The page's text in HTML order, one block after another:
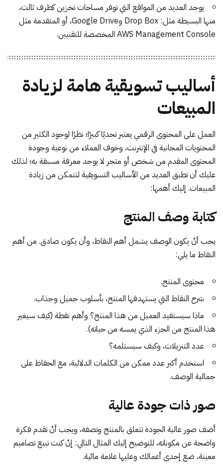
يوجد العديد من المواقع التي توفر مساحات تخزين كطرف ثالث،
منها البسيطة مثل: Drop Box وGoogle Drive، أو المتقدمة مثل
AWS Management Console المخصصة للتقنيين.
أساليب تسويقية هامة لزيادة
المبيعات
العمل على المحتوى الرقمي يعتبر تحديًا كبيرًا؛ نظرًا لوجود الكثير من
المحتويات المجانية في الإنترنت، وخوف العملاء من نوعية وجودة
المحتوى المقدم من شخص أو متجر لا يوجد معرفة مسبقة به؛ لذلك
عليك أن تطبق العديد من الأساليب التسويقية لتتمكن من زيادة
المبيعات. إليك أهمها:
كتابة وصف المنتج
يجب أنْ يكون الوصف يشمل أهم النقاط، وأن يكون صادق. من أهم
النقاط ما يلي:
محتوى المنتج.
شرح النقاط التي يستهدفها المنتج، بأسلوب جميل وجذاب.
ماذا سيستفيد العميل من هذا المنتج؟ وأهم نقطة (كيف سيغير
هذا المنتج من الجزء الذي يمسه من حياته).
عدد التنزيلات، وكيف سيستلمه؟
استخدم أكبر عدد ممكن من الكلمات الدلالية، مع الحفاظ على
جمالية الوصف.
صور ذات جودة عالية
أضف صور عالية الجودةتتعلق بالمنتج وتصفه، ويجب أنْ تقدم فكرة
واضحة عن مكوناته، للتوضيح إليك المثال التالي: إنْ كنت تبيع تصاميم
معينة، ضع إحدى أعمالك وعليها علامة مائية.